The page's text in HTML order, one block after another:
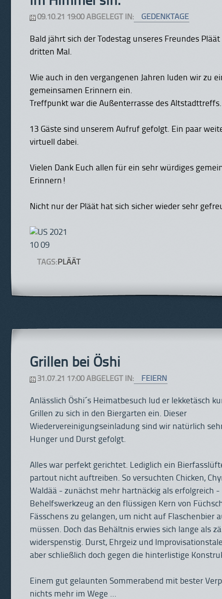
09.10.21 19:00 ABGELEGT IN: GEDENKTAGE
Bald jährt sich der Todestag unseres Freundes
dritten Mal.
Wie auch in den vergangenen Jahren luden wir zu
gemeinsamen Erinnern ein.
Treffpunkt war die Außenterrasse des Altstadttreffs.
13 Gäste sind unserem Aufruf gefolgt. Ein paar
virtuell dabei.
Vielen Dank Euch allen für ein sehr würdiges
Erinnern!
Nicht nur der Pläät hat sich sicher wieder sehr
TAGS: PLÄÄT
Grillen bei Öshi
31.07.21 17:00 ABGELEGT IN: FEIERN
Anlässlich Öshi´s Heimatbesuch lud er lekketäsch
Grillen zu sich in den Biergarten ein. Dieser
Wiedervereinigungseinladung sind wir natürlich
Hunger und Durst gefolgt.
Alles war perfekt gerichtet. Lediglich ein
partout nicht auftreiben. So versuchten Chicken,
Waldää - zunächst mehr hartnäckig als erfolgreich -
Behelfswerkzeug an den flüssigen Kern von
Fässchens zu gelangen, um nicht auf Flaschenbier
müssen. Doch das Behältnis erwies sich lange als
widerspenstig. Durst, Ehrgeiz und
aber schließlich doch gegen die hinterlistige
Einem gut gelaunten Sommerabend mit bester
nichts mehr im Wege …